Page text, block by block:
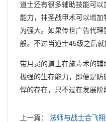
道士还有很多辅助技能可
能力，神圣战甲术可以增
为强大。如果传世广告代
般。不过当道士45级之后
带月灵的道士在施毒术的
极强的生存能力，即便是
悍的存在，只不过在发展
上一篇： 法师与战士合飞